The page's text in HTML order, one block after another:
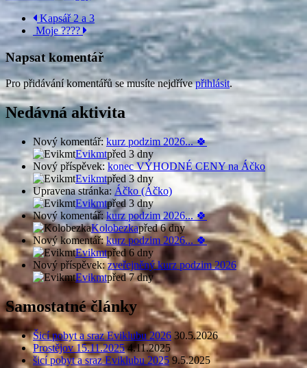
Navigace
příspěvku
Kapsář 2 a 3
Moje ????
Napsat komentář
Pro přidávání komentářů se musíte nejdřívepřihlásit.
Nedávná aktivita
Nový komentář:kurz podzim 2026... 🍀
Evikmtpřed 3 dny
Nový příspěvek: konec VÝHODNÉ CENY na Áčko
Evikmtpřed 3 dny
Upravena stránka: Áčko (Áčko)
Evikmtpřed 3 dny
Nový komentář:kurz podzim 2026... 🍀
Kolobezkapřed 6 dny
Nový komentář:kurz podzim 2026... 🍀
Evikmtpřed 6 dny
Nový příspěvek:zveřejněný kurz podzim 2026
Evikmtpřed 7 dny
Samostatné články
Šicí pobyt a sraz Eviklubu 2026 30.5.2026
Prostějov 15.11.2025 4.11.2025
šicí pobyt a sraz Eviklubu 2025 9.5.2025